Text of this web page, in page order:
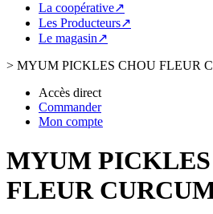
La coopérative↗
Les Producteurs↗
Le magasin↗
> MYUM PICKLES CHOU FLEUR
Accès direct
Commander
Mon compte
MYUM
FLEUR